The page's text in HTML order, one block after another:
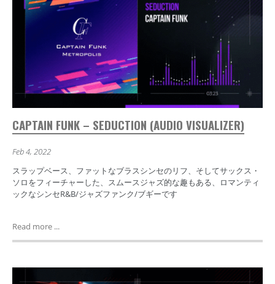
CAPTAIN FUNK – SEDUCTION (AUDIO VISUALIZER)
Feb 4, 2022
スラップベース、ファットなブラスシンセのリフ、そしてサックス・
ソロをフィーチャーした、スムースジャズ的な趣もある、ロマンティ
ックなシンセR&B/ジャズファンク/ブギーです
Read more ...